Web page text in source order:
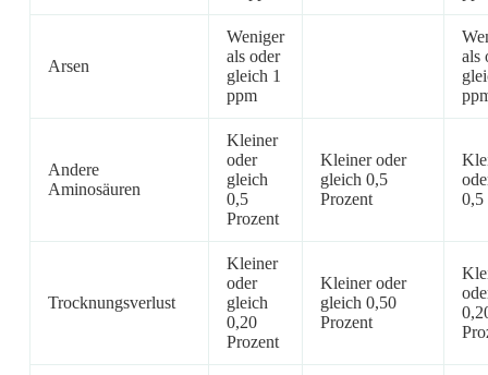
Arsen
Weniger
als oder
gleich 1
ppm
als
Andere
Aminosäuren
Kleiner
oder
gleich
0,5
Prozent
Kleiner oder
gleich 0,5
Prozent
0,5
Trocknungsverlust
Kleiner
oder
gleich
0,20
Prozent
Kleiner oder
gleich 0,50
Prozent